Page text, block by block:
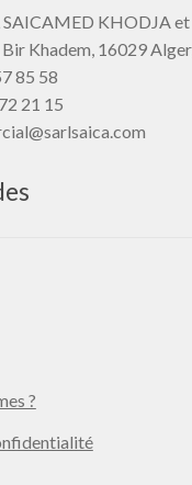
SAICAMED KHODJA
Khadem, 16029 Alger,
85 58
21 15
sarlsaica.com
?